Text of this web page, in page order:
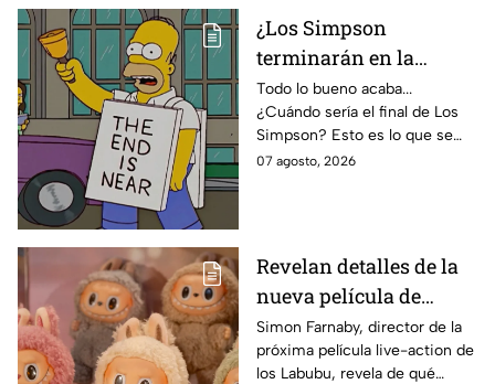
¿Los Simpson
terminarán en la
temporada 40? Actriz
de Bart Simpson da
IMPACTANTE
declaración
Todo lo bueno acaba...
¿Cuándo sería el final de Los
Simpson? Esto es lo que se
sabe:
07 agosto, 2026
Revelan detalles de la
nueva película de
Labubu: de qué tratará
y cuándo se estrena
Simon Farnaby, director de la
próxima película live-action de
los Labubu, revela de qué